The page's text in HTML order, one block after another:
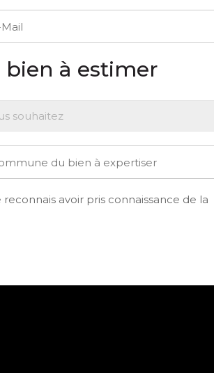
bien à estimer
reconnais avoir pris connaissance de la